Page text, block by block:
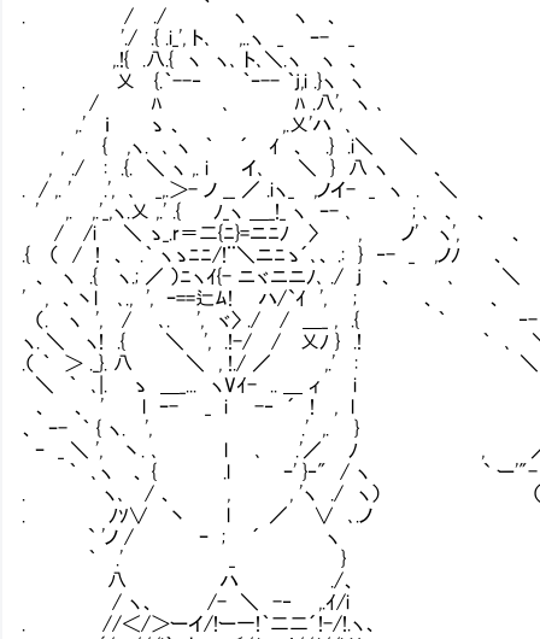
. / ./ ヽ ヽ 、
'./ .{ .i_', ト､ ,..ヽ _ ｰ- _
,.!{ .八.{ ヽ ヽ､ ト､＼.ヽ ヽ 、
. 乂 {.｀--‐ ｀ｰ-- ｀j,i .}ヽ ヽ
. / ﾊ ､ ﾊ .八', ヽ ､
,.' ｉ ゝ 、 ,.乂'ハ ､
, { ,ヽ. ､ ヽ ｀ ´ ｲ 、 .} .i＼ ＼
, ./ : .{. ＼ ヽ ,. i イ､ ＼ } 八 ヽ 、 憑
. / ,. ' .', ､ _,.＞- ノ __ ／ .iヽ_ ,ノイ- _ ヽ . ＼
' ,. ,.'_,ヽ.乂 ,.' .{ ﾉ_ヽ ＿_!_ ヽ ｰ- ､ ;
/ /i ＼ ゝ_.r＝二{ﾆ}=ニﾆﾉ 〉 , ノ' ヽ', 、
.{ （ / ! 、 .｀ ヽゝﾆﾆ/!¨＼ニﾆゝ´､、 .: } ‐- _ ,ノﾉ
、 ヽ .{ ヽ.; ／ ）ﾆヽｲ{- ニヾニニﾉ､ ./ j 、 ､
' , 、丶l ､., ', ｰ==辷ﾑ! ハ/`ｲ ', ; 、 、 ＞ 、
（. ヽ ', / ､. ', ヾ〉 ./ / ＿_ , .{
ヽ. ＼ ヽ! .{ ＼ ', .!-/ / 乂ﾉ } .! ｀ ､ ＼
.（ ｀ ＞ ._}. 八 ＼ , !./ ／ ,.' : ＼ ､
＼ ｀ ､|. ゝ ＿_... ヽVｲ- .. ＿ ィ i ヽ.
、 、 ' l ｰ- _ i -‐ ´ ! , l }
、 ｰ- ｀ { ヽ. ', .' ,. } ﾉ .
ｰ _ ＼ ', 丶. ､ l ､ .'／ ﾉ , ／.ノ
｀ ､ヽ 、 { .l ｰ' }‐" / ヽ ` ー'"- '
. ヽ､ / 、 , , 'ヽ ./ ヽ） （､
. ﾉｿ∨ 丶 l ／ ∨ ､.ノ ｀
` 'ノ / ｰ ; ´ ヽ
｀ .' _ }
八 ハ ./、
/ ヽ、 /- ＼ -‐ ,.ｲ/i
. //＜/＞ーイ/!ー一!｀二二´!-/!.ヽ、